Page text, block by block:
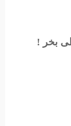
بخر !